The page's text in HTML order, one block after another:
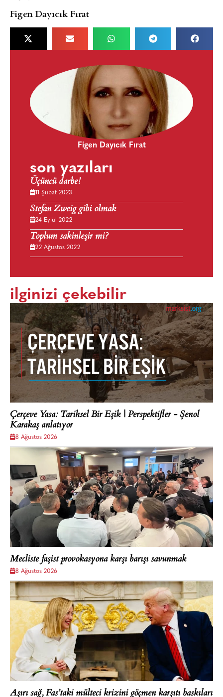
Figen Dayıcık Fırat
Figen Dayıcık Fırat
son yazıları
Üçüncü darbe!
11 Şubat 2023
Stefan Zweig gibi olmak
24 Eylül 2022
Toplum sakinleşir mi?
22 Ağustos 2022
ilginizi çekebilir
Çerçeve Yasa: Tarihsel Bir Eşik | Perspektifler - Şenol
Karakaş anlatıyor
8 Ağustos 2026
Mecliste faşist provokasyona karşı barışı savunmak
8 Ağustos 2026
Aşırı sağ, Fas’taki mülteci krizini göçmen karşıtı baskıları